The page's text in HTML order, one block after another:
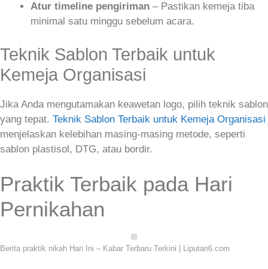
Atur timeline pengiriman – Pastikan kemeja tiba
minimal satu minggu sebelum acara.
Teknik Sablon Terbaik untuk
Kemeja Organisasi
Jika Anda mengutamakan keawetan logo, pilih teknik sablon
yang tepat. Teknik Sablon Terbaik untuk Kemeja Organisasi
menjelaskan kelebihan masing‑masing metode, seperti
sablon plastisol, DTG, atau bordir.
Praktik Terbaik pada Hari
Pernikahan
Berita praktik nikah Hari Ini – Kabar Terbaru Terkini | Liputan6.com